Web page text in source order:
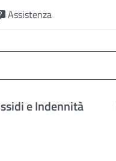
Assistenza
e Indennità